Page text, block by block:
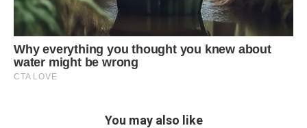
You may also like